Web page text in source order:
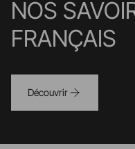
NOS
FRANÇAIS
Découvrir